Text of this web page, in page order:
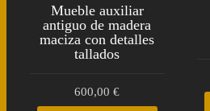
Mueble auxiliar
antiguo de madera
maciza con detalles
tallados
600,00€